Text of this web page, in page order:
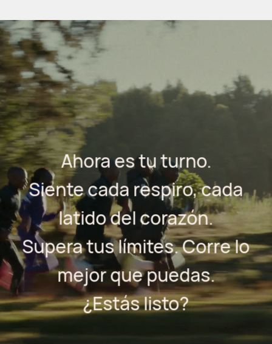
Ahora es tu turno.
Siente cada respiro, cada
latido del corazón.
Supera tus límites. Corre lo
mejor que puedas.
¿Estás listo?